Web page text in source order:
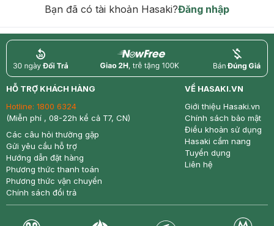
Bạn đã có tài khoản Hasaki?Đăng nhập
return nowfree price
HỖ TRỢ KHÁCH HÀNG
Hotline: 1800 6324
(Miễn phí , 08-22h kể cả T7, CN)
Các câu hỏi thường gặp
Gửi yêu cầu hỗ trợ
Hướng dẫn đặt hàng
Phương thức thanh toán
Phương thức vận chuyển
Chính sách đổi trả
VỀ HASAKI.VN
Giới thiệu Hasaki.vn
Chính sách bảo mật
Điều khoản sử dụng
Hasaki cẩm nang
Tuyển dụng
Liên hệ